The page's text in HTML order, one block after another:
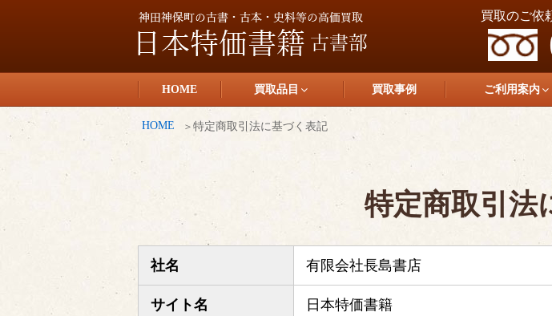
買取のご依
日本特価書籍
HOME 買取品目 買取事例 ご利用案内
HOME 特定商取引法に基づく表記
特定商取引法
社名 有限会社長島書店
サイト名 日本特価書籍